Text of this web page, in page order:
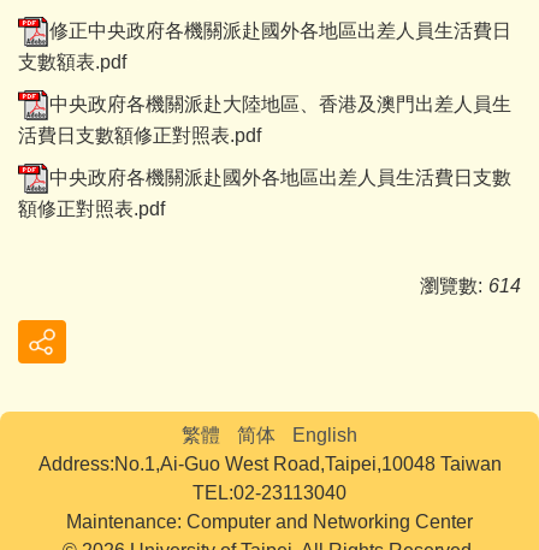
修正中央政府各機關派赴國外各地區出差人員生活費日
支數額表.pdf
中央政府各機關派赴大陸地區、香港及澳門出差人員生
活費日支數額修正對照表.pdf
中央政府各機關派赴國外各地區出差人員生活費日支數
額修正對照表.pdf
瀏覽數: 614
繁體 简体
English
Address:No.1,Ai-Guo West Road,Taipei,10048 Taiwan
TEL:02-23113040
Maintenance: Computer and Networking Center